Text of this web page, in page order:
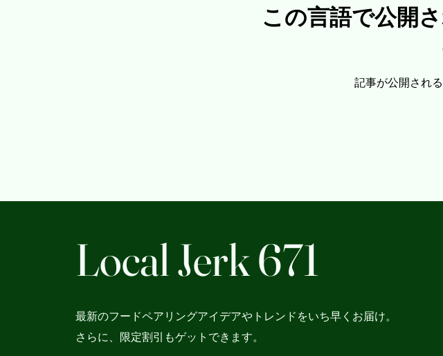
この言語で公開
記事が公開され
Local Jerk 671
最新のフードペアリングアイデアやトレンドをいち早くお届け。
さらに、限定割引もゲットできます。